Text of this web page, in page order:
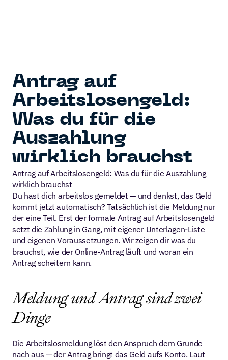
Antrag auf
Arbeitslosengeld:
Was du für die
Auszahlung
wirklich brauchst
Antrag auf Arbeitslosengeld: Was du für die Auszahlung
wirklich brauchst
Du hast dich arbeitslos gemeldet — und denkst, das Geld
kommt jetzt automatisch? Tatsächlich ist die Meldung nur
der eine Teil. Erst der formale Antrag auf Arbeitslosengeld
setzt die Zahlung in Gang, mit eigener Unterlagen-Liste
und eigenen Voraussetzungen. Wir zeigen dir was du
brauchst, wie der Online-Antrag läuft und woran ein
Antrag scheitern kann.
Meldung und Antrag sind zwei
Dinge
Die Arbeitslosmeldung löst den Anspruch dem Grunde
nach aus — der Antrag bringt das Geld aufs Konto. Laut